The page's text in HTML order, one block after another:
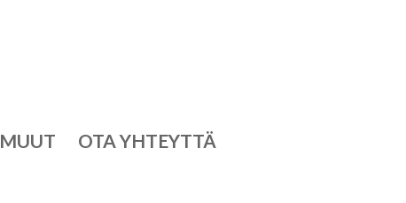
MUUT OTA YHTEYTTÄ